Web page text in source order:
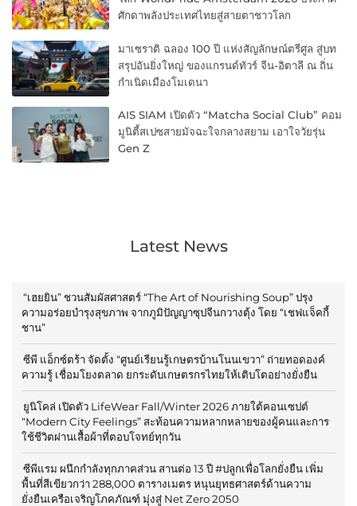
ศักดาพลังประเทศไทยสู่สายตาชาวโลก
มาเซราติ ฉลอง 100 ปี แห่งสัญลักษณ์ตรีศูล สู่บท
สรุปอันยิ่งใหญ่ ของแกรนด์ทัวร์ จีน-อิตาลี ณ ถิ่น
กำเนิดเมืองโมเดนา
AIS SIAM เปิดตัว “Matcha Social Club” คอม
มูนิตี้สเปซสายมัจฉะใจกลางสยาม เอาใจวัยรุ่น
Gen Z
Latest News
“เฮยยิน” ชวนสัมผัสศาสตร์ “The Art of Nourishing Soup” ปรุง
ความอร่อยบำรุงสุขภาพ จากภูมิปัญญาซุปจีนกวางตุ้ง โดย “เชฟแจ็คกี้
ชาน”
ซีพี แอ็กซ์ตร้า จัดตั้ง “ศูนย์เรียนรู้เกษตรบ้านโนนเขวา” ถ่ายทอดองค์
ความรู้ เชื่อมโยงตลาด ยกระดับเกษตรกรไทยให้เติบโตอย่างยั่งยืน
ยูนิโคล่ เปิดตัว LifeWear Fall/Winter 2026 ภายใต้คอนเซปต์
“Modern City Feelings” สะท้อนความหลากหลายของผู้คนและการ
ใช้ชีวิตผ่านเสื้อผ้าที่ตอบโจทย์ทุกวัน
ซีพีแรม ผนึกกำลังทุกภาคส่วน สานต่อ 13 ปี #ปลูกเพื่อโลกยั่งยืน เพิ่ม
พื้นที่สีเขียวกว่า 288,000 ตารางเมตร หนุนยุทธศาสตร์ด้านความ
ยั่งยืนเครือเจริญโภคภัณฑ์ มุ่งสู่ Net Zero 2050